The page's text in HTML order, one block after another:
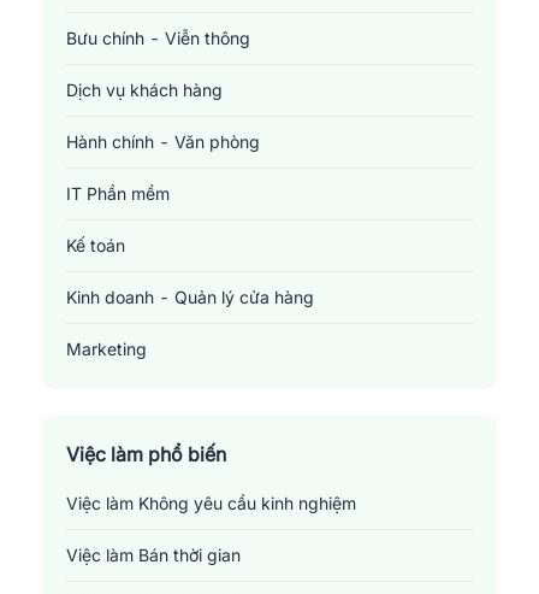
Bưu chính - Viễn thông
Dịch vụ khách hàng
Hành chính - Văn phòng
IT Phần mềm
Kế toán
Kinh doanh - Quản lý cửa hàng
Marketing
Tài chính - Đầu tư - Chứng khoán
Xây dựng
Y tế - Chăm sóc sức khỏe
Việc làm phổ biến
Việc làm Không yêu cầu kinh nghiệm
Việc làm Bán thời gian